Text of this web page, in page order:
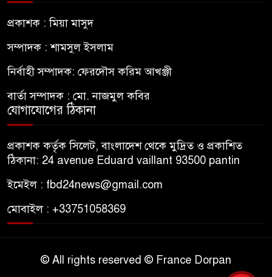
প্রকাশক : মিয়া মাসুদ
সম্পাদক : শামসুল ইসলাম
নির্বাহী সম্পাদক: ফেরদৌস করিম আখঞ্জী
বার্তা সম্পাদক : মো. নাজমুল কবির
যোগাযোগের ঠিকানা
প্রকাশক কর্তৃক সিলেট, বাংলাদেশ থেকে মুদ্রিত ও প্রকাশিত
ঠিকানা: 24 avenue Eduard vaillant 93500 pantin
ইমেইল : fbd24news@gmail.com
মোবাইল : +33751058369
© All rights reserved © France Dorpan